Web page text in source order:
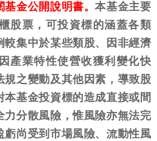
基金公開說明書。本基金主要
股票，可投資標的涵蓋各類
較集中於某些類股、因非經濟
產業特性使營收獲利變化快
規之變動及其他因素，導致股
基金投資標的造成直接或間
力分散風險，惟風險亦無法完
虧尚受到市場風險、流動性風